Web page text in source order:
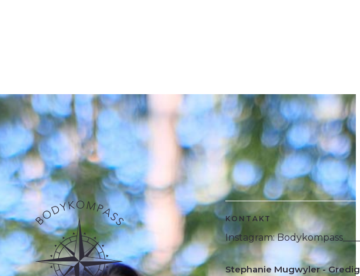
KONTAKT
Instagram: Bodykompass____
Stephanie Mugwyler - Gredig